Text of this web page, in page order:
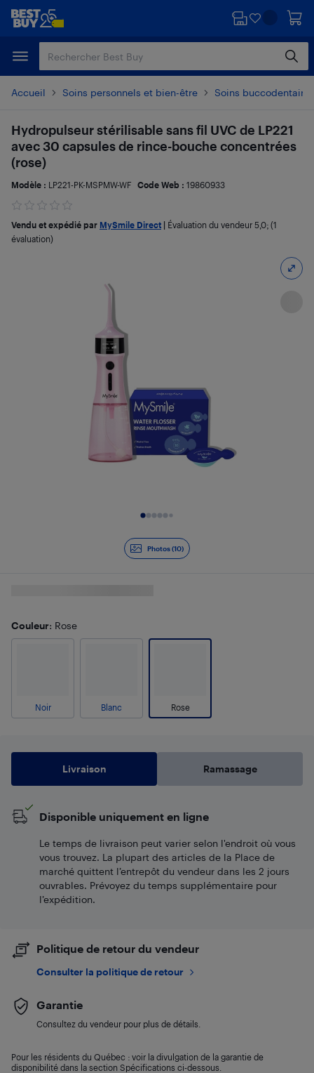
Passer
principal
Passer
Accueil Soins personnels et bien-être Soins buccodentaires
Photos (10)
Hydropulseur stérilisable sans fil UVC de LP221
avec 30 capsules de rince-bouche concentrées
(rose)
Modèle : LP221-PK-MSPMW-WF Code Web : 19860933
Vendu et expédié par MySmile Direct Évaluation du vendeur 5,0; (1
évaluation)
Couleur: Rose
Noir Blanc Rose
Livraison Ramassage
Disponible uniquement en ligne
Le temps de livraison peut varier selon l'endroit où vous
vous trouvez. La plupart des articles de la Place de
marché quittent l’entrepôt du vendeur dans les 2 jours
ouvrables. Prévoyez du temps supplémentaire pour
l’expédition.
Politique de retour du vendeur
Consulter la politique de retour
Garantie
Consultez du vendeur pour plus de détails.
Pour les résidents du Québec : voir la divulgation de la garantie de
disponibilité dans la section Spécifications ci-dessous.